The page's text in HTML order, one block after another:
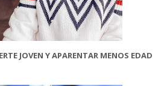
JOVEN Y APARENTAR MENOS EDAD